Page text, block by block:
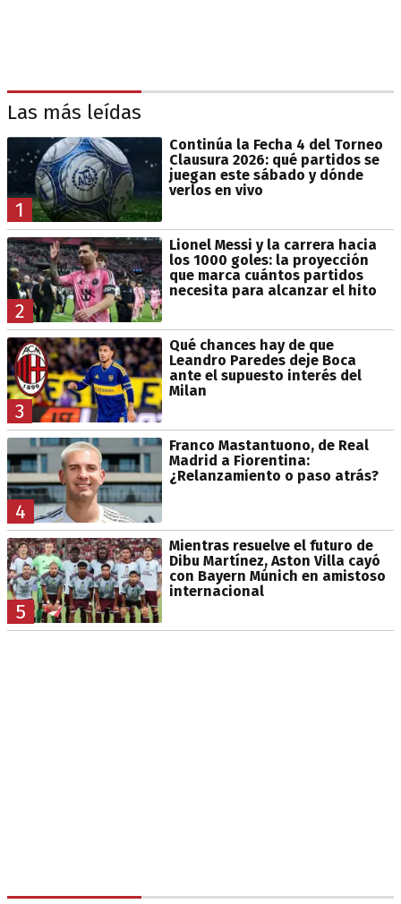
Las más leídas
1
Continúa la Fecha 4 del Torneo
Clausura 2026: qué partidos se
juegan este sábado y dónde
verlos en vivo
2
Lionel Messi y la carrera hacia
los 1000 goles: la proyección
que marca cuántos partidos
necesita para alcanzar el hito
3
Qué chances hay de que
Leandro Paredes deje Boca
ante el supuesto interés del
Milan
4
Franco Mastantuono, de Real
Madrid a Fiorentina:
¿Relanzamiento o paso atrás?
5
Mientras resuelve el futuro de
Dibu Martínez, Aston Villa cayó
con Bayern Múnich en amistoso
internacional